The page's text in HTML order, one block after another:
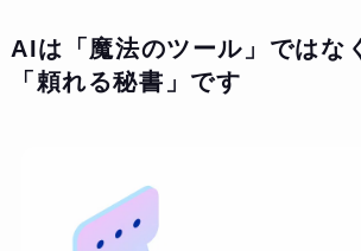
AIは「魔法のツール」ではな
「頼れる秘書」です